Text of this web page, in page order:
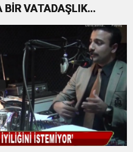
BİR VATADAŞLIK